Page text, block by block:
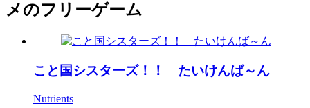
メのフリーゲーム
こと国シスターズ！！ たいけんば～ん
Nutrients